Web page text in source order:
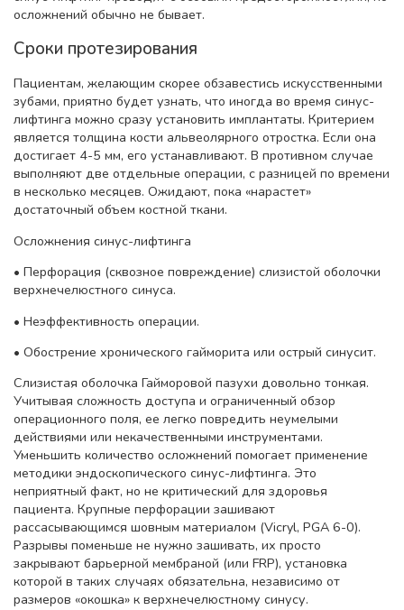
осложнений обычно не бывает.
Сроки протезирования
Пациентам, желающим скорее обзавестись искусственными
зубами, приятно будет узнать, что иногда во время синус-
лифтинга можно сразу установить имплантаты. Критерием
является толщина кости альвеолярного отростка. Если она
достигает 4-5 мм, его устанавливают. В противном случае
выполняют две отдельные операции, с разницей по времени
в несколько месяцев. Ожидают, пока «нарастет»
достаточный объем костной ткани.
Осложнения синус-лифтинга
• Перфорация (сквозное повреждение) слизистой оболочки
верхнечелюстного синуса.
• Неэффективность операции.
• Обострение хронического гайморита или острый синусит.
Слизистая оболочка Гайморовой пазухи довольно тонкая.
Учитывая сложность доступа и ограниченный обзор
операционного поля, ее легко повредить неумелыми
действиями или некачественными инструментами.
Уменьшить количество осложнений помогает применение
методики эндоскопического синус-лифтинга. Это
неприятный факт, но не критический для здоровья
пациента. Крупные перфорации зашивают
рассасывающимся шовным материалом (Vicryl, PGA 6-0).
Разрывы поменьше не нужно зашивать, их просто
закрывают барьерной мембраной (или FRP), установка
которой в таких случаях обязательна, независимо от
размеров «окошка» к верхнечелюстному синусу.